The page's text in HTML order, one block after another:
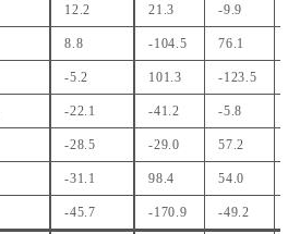
12.2 21.3 -9.9
8.8 -104.5 76.1
-5.2 101.3 -123.5
-22.1 -41.2 -5.8
-28.5 -29.0 57.2
-31.1 98.4 54.0
-45.7 -170.9 -49.2